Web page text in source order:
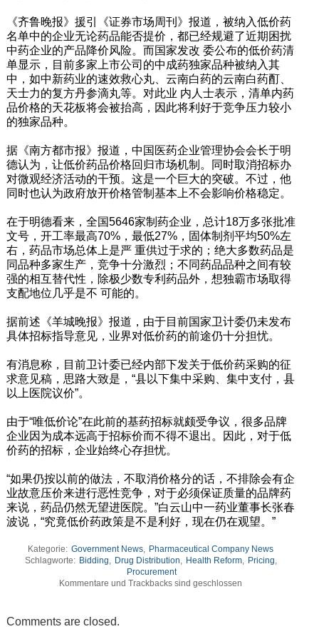
《齐鲁晚报》援引《证券市场周刊》报道，被纳入低价药
名单中的企业无论药品能否提价，都已经规避了近期困扰
中药企业的产品降价风险。而国家发改 委公布的低价药清
单显示，目前多家上市公司的中成药独家品种被纳入其
中，如中新药业的速效救心丸、云南白药的云南白药酊、
天士力的复方丹参滴丸等。对此业 内人士表示，清单内药
品价格的天花板将会被抬高，因此将利好于竞争压力较小
的独家品种。
据《南方都市报》报道，中国医药企业管理协会会长于明
德认为，让低价药品价格回归市场机制。同时取消招标办
对微观经济活动的干预。这是一个巨大的突破。不过，他
同时也认为政府放开价格管制基本上不会影响价格稳定。
在于明德看来，全国5646家制药企业，总计18万多张批准
文号，开工率最高70%，最低27%，固体制剂平均50%左
右，药品市场总体上是严 重供过于求的；绝大多数药品是
同品种多家生产，竞争十分激烈；不同药品品种之间有较
强的相互替代性，除极少数专利药品外，想独霸市场取得
支配地位几乎是不 可能的。
据前述《羊城晚报》报道，由于目前国家卫计委仍未发布
具体招标指导意见，业界对低价药的前途仍十分担忧。
有消息称，目前卫计委已经内部下发关于低价药采购的征
求意见稿，思路大致是，“县以下集中采购、集中支付，县
以上医院议价”。
由于“唯低价论”在此前的基药招标就颇受争议，很多品牌
企业因为成本远高于招标价而不得不退出。因此，对于低
价药的招标，企业始终心存担忧。
“如果仍按以前的做法，不取消价格分的话，不排除会有企
业故意压价来进行恶性竞争，对于必须保证质量的品牌药
来说，药品仍然无望进医院。”白云山中一药业董事长张春
波说，“究竟低价药政策是不是利好，现在仍在观望。”
Kategorie: Government News
Pharmaceutical Company News
Schlagworte: Bidding Drug Distribution Health Reform, Pricing
Procurement
Kommentare und Trackbacks sind geschlossen
Comments are closed.